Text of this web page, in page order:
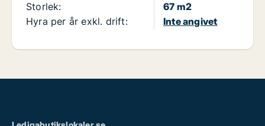
Storlek:
67 m2
Hyra per år exkl. drift:
Inte angivet